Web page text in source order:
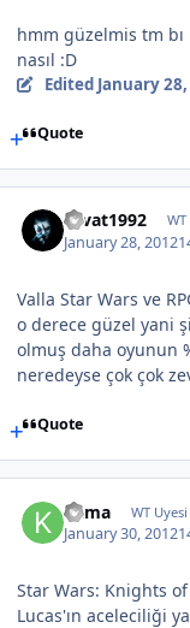
hmm güzelmis tm bı
nasıl :D
Edited January
Quote
cevat1992 WT
January 28, 2012
Valla Star Wars ve
o derece güzel yani
olmuş daha oyunun
neredeyse çok çok
Quote
Kama WT Uyesi
January 30, 2012
Star Wars: Knights
Lucas'ın aceleciliği